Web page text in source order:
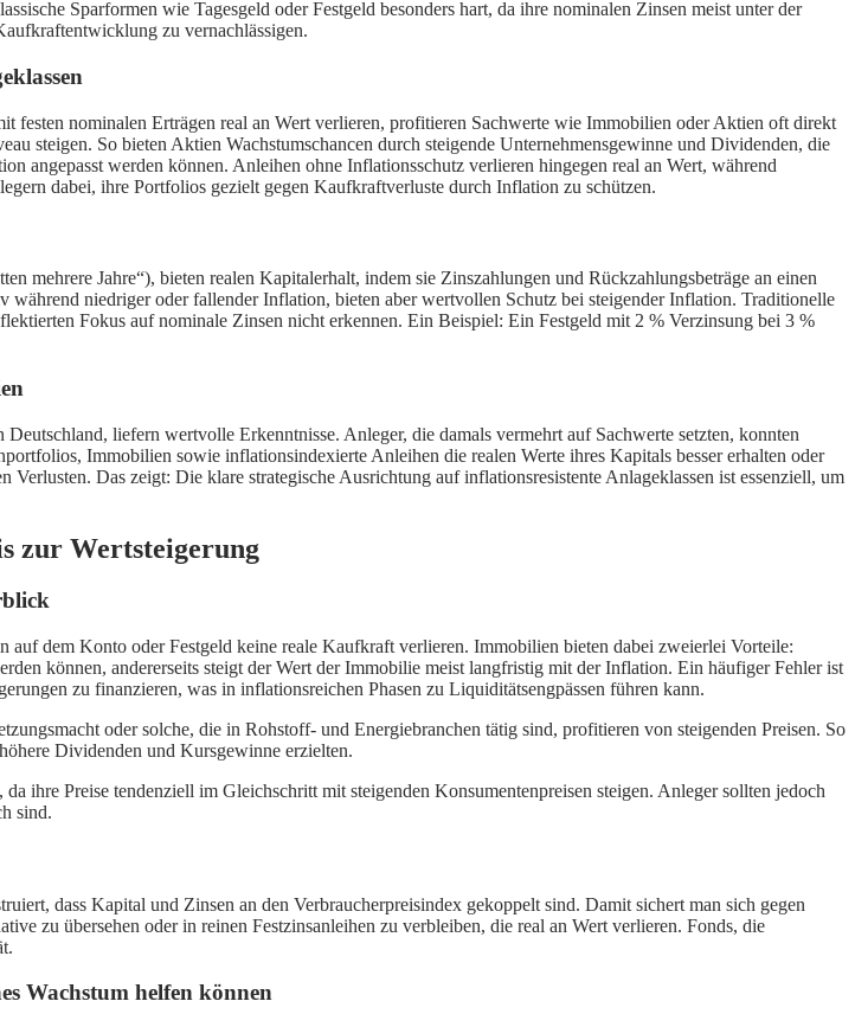
Sparformen wie Tagesgeld oder Festgeld besonders hart, da ihre nominalen Zinsen meist unter der
zu vernachlässigen.
nominalen Erträgen real an Wert verlieren, profitieren Sachwerte wie Immobilien oder Aktien oft direkt
steigen. So bieten Aktien Wachstumschancen durch steigende Unternehmensgewinne und Dividenden, die
angepasst werden können. Anleihen ohne Inflationsschutz verlieren hingegen real an Wert, während
dabei, ihre Portfolios gezielt gegen Kaufkraftverluste durch Inflation zu schützen.
mehrere Jahre“), bieten realen Kapitalerhalt, indem sie Zinszahlungen und Rückzahlungsbeträge an einen
niedriger oder fallender Inflation, bieten aber wertvollen Schutz bei steigender Inflation. Traditionelle
Fokus auf nominale Zinsen nicht erkennen. Ein Beispiel: Ein Festgeld mit 2 % Verzinsung bei 3 %
liefern wertvolle Erkenntnisse. Anleger, die damals vermehrt auf Sachwerte setzten, konnten
Immobilien sowie inflationsindexierte Anleihen die realen Werte ihres Kapitals besser erhalten oder
Das zeigt: Die klare strategische Ausrichtung auf inflationsresistente Anlageklassen ist essenziell, um
zur Wertsteigerung
auf dem Konto oder Festgeld keine reale Kaufkraft verlieren. Immobilien bieten dabei zweierlei Vorteile:
können, andererseits steigt der Wert der Immobilie meist langfristig mit der Inflation. Ein häufiger Fehler ist
zu finanzieren, was in inflationsreichen Phasen zu Liquiditätsengpässen führen kann.
oder solche, die in Rohstoff- und Energiebranchen tätig sind, profitieren von steigenden Preisen. So
Dividenden und Kursgewinne erzielten.
ihre Preise tendenziell im Gleichschritt mit steigenden Konsumentenpreisen steigen. Anleger sollten jedoch
sind.
dass Kapital und Zinsen an den Verbraucherpreisindex gekoppelt sind. Damit sichert man sich gegen
zu übersehen oder in reinen Festzinsanleihen zu verbleiben, die real an Wert verlieren. Fonds, die
Wachstum helfen können